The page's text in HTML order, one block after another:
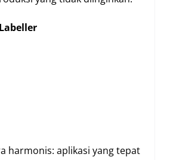
harmonis: aplikasi yang tepat